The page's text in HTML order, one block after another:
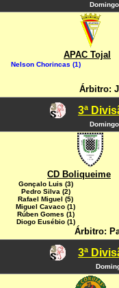
APAC Tojal
Nelson Chorincas (1)
Árbitro:
3ª
CD Boliqueime
Gonçalo Luis (3)
Pedro Silva (2)
Rafael Miguel (5)
Miguel Cavaco (1)
Rúben Gomes (1)
Diogo Eusébio (1)
Árbitro:
3ª